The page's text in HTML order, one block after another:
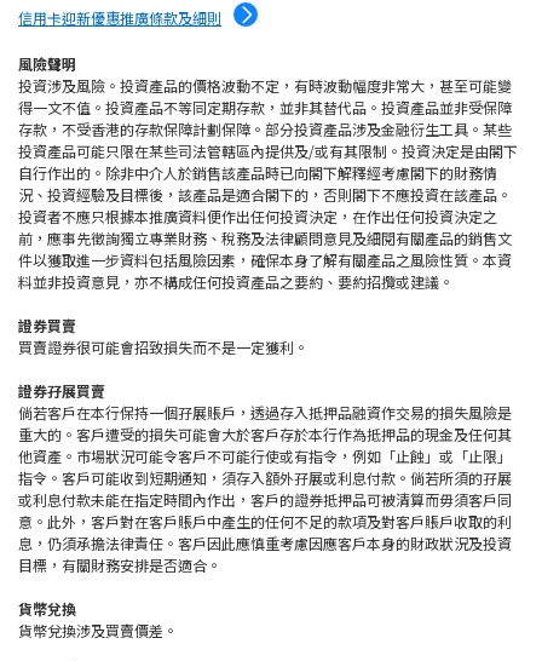
信用卡迎新優惠推廣條款及細則
風險聲明
投資涉及風險。投資產品的價格波動不定，有時波動幅度非常大，甚至可能變
得一文不值。投資產品不等同定期存款，並非其替代品。投資產品並非受保障
存款，不受香港的存款保障計劃保障。部分投資產品涉及金融衍生工具。某些
投資產品可能只限在某些司法管轄區內提供及/或有其限制。投資決定是由閣下
自行作出的。除非中介人於銷售該產品時已向閣下解釋經考慮閣下的財務情
況、投資經驗及目標後，該產品是適合閣下的，否則閣下不應投資在該產品。
投資者不應只根據本推廣資料便作出任何投資決定，在作出任何投資決定之
前，應事先徵詢獨立專業財務、稅務及法律顧問意見及細閱有關產品的銷售文
件以獲取進一步資料包括風險因素，確保本身了解有關產品之風險性質。本資
料並非投資意見，亦不構成任何投資產品之要約、要約招攬或建議。
證券買賣
買賣證券很可能會招致損失而不是一定獲利。
證券孖展買賣
倘若客戶在本行保持一個孖展賬戶，透過存入抵押品融資作交易的損失風險是
重大的。客戶遭受的損失可能會大於客戶存於本行作為抵押品的現金及任何其
他資產。市場狀況可能令客戶不可能行使或有指令，例如「止蝕」或「止限」
指令。客戶可能收到短期通知，須存入額外孖展或利息付款。倘若所須的孖展
或利息付款未能在指定時間內作出，客戶的證券抵押品可被清算而毋須客戶同
意。此外，客戶對在客戶賬戶中產生的任何不足的款項及對客戶賬戶收取的利
息，仍須承擔法律責任。客戶因此應慎重考慮因應客戶本身的財政狀況及投資
目標，有關財務安排是否適合。
貨幣兌換
貨幣兌換涉及買賣價差。